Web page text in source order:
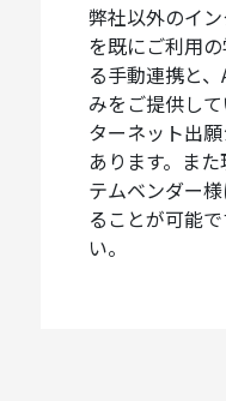
弊社以外のイ
を既にご利用
る手動連携と
みをご提供し
ターネット出
あります。ま
テムベンダー
ることが可能
い。